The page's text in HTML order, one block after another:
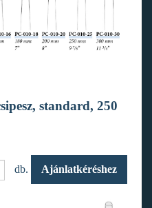
standard, 250
db. Ajánlatkéréshez